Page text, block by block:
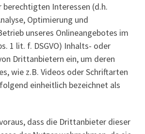
berechtigten Interessen (d.h.
Optimierung und
unseres Onlineangebotes im
1 lit. f. DSGVO) Inhalts- oder
Drittanbietern ein, um deren
wie z.B. Videos oder Schriftarten
einheitlich bezeichnet als
dass die Drittanbieter dieser